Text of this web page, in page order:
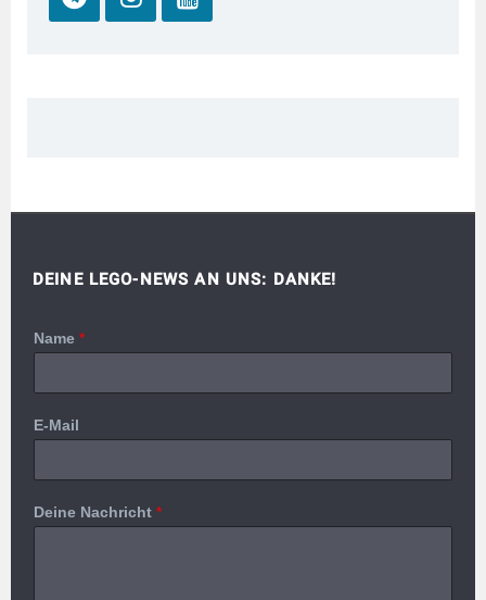
DEINE LEGO-NEWS AN UNS: DANKE!
Name *
E-Mail
Deine Nachricht *